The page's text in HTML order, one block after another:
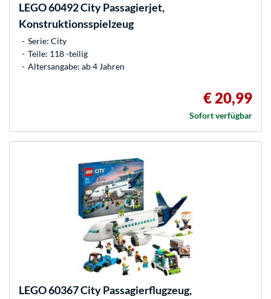
LEGO60492 City Passagierjet,
Konstruktionsspielzeug
Serie: City
Teile: 118 -teilig
Altersangabe: ab 4 Jahren
€ 20,99
Sofort verfügbar
LEGO60367 City Passagierflugzeug,